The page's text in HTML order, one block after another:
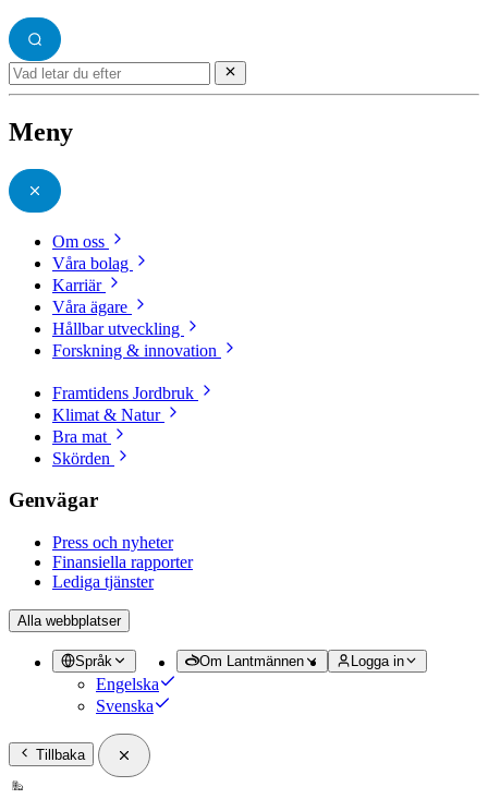
Meny
Om oss
Våra bolag
Karriär
Våra ägare
Hållbar utveckling
Forskning & innovation
Framtidens Jordbruk
Klimat & Natur
Bra mat
Skörden
Genvägar
Press och nyheter
Finansiella rapporter
Lediga tjänster
Alla webbplatser
Språk
Engelska
Svenska
Om Lantmännen Logga in
Tillbaka